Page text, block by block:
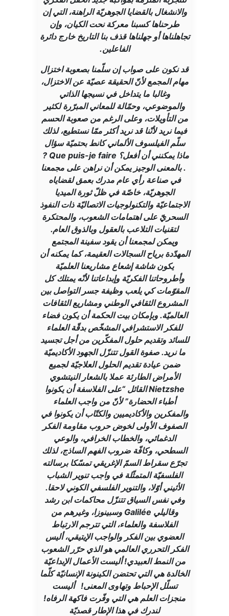
والانشغال بالقضايا الجوهريّة الراهنة، التي إن
طرحناها كسبنا معركة نحت الكيان، وإن
تجاهلناها أو جهلناها قذف بنا التاريخ خارج دائرة
الفاعلين.
قد نكون على صواب إن سلّمنا بصعوبة اختزال
مهام المجمع لأنّ الحقيقة عصيّة عن الاختزال،
وغالبا ما يتداخل في نسيجها الذاتي
والموضوعي، وحمّالة للمعاني المبرّرة لكثير
من التأويلات، وعلى الرغم من صعوبة الحسم
فيما نريد لأنّنا قد نريد أكثر ممّا نستطيع، لذلك
سلّم الفيلسوف الألماني كانط بحتميّة سؤال
ماذا يمكنني أن أفعل؟ Que puis-je faire ?
. بالمعنى الوجيز يمكن أن نراهن على مجمعنا
في صناعة رأي عام مدرك بعمق لقضاياه
الجوهريّة، خاصّة في ظلّ ثورة الميديا
الاجتماعيّة والتكنولوجيات الاتصاليّة ذات النفوذ
السحريّ على اهتمامات الشعوب، والمحتكرة
لتقنيات التلاعب بالعقول وبالذوق العام.
ويمكن لمجمعنا أن يقود سفينة المجتمع
المهدّدة برياح السجالات العقيمة، كما يمكنه أن
يكون شاشة إشعاع مشاريعنا العلميّة
وأطروحاتنا الفكريّة وإبداعاتنا لأنّه يمتلك كل
المقوّمات كي يلعب وظيفة جسر التواصل بين
المشروع الثقافي الوطني ومشاريع الثقافات
العالميّة. وبإمكان بيت الحكمة أن يكون فضاء
للفكر الاستشرافي المشخّص بدقّة العلماء
للسائد وتقديم حلول المفكّرين من أجل تجسيد
ما نريد. صفوة القول تتنزّل الجهود الأكاديميّة
ضمن عيادة تقديم الحلول العلاجيّة لجميع
الأمراض الطارئة عملا بالشعار النيتشوي
Nietzshe القائل “على الفلاسفة أن يكونوا
أطباء الحضارة” لأنّ من واجب العلماء
والمفكرين والأكاديميين والكتّاب أن يكونوا في
الصفوف الأولى لخوض حروب مقاومة الفكر
الدغمائي، والخطاب الخرافي، والوعي
السطحي، وكافّة ضروب الفهم الساذج، لذلك
تجرّع سقراط السمّ الإغريقي تمسّكا برسالته
الفلسفيّة المتمثّلة في واجب تنوير الشباب
الأثيني أوّلا، والتنوير الفلسفي الكوني لاحقا.
وفي نفس السياق تتنزّل محاكمات ابن رشد
وقاليلي Galilée وسبينوزا، وغيرهم من
الفلاسفة والعلماء، التي تترجم الارتباط
العضوي بين الفكر والواجب الإيتيقي، أليس
الفكر التحرري العالمي هو الذي حرّر الشعوب
من النمط العبيدي! أليست الأعمال الإبداعيّة
الخالدة هي التي تحتضن الكينونة الإنسانيّة كلّما
تسلّل الإحباط وتهاوى المعنى! أليست
منجزات العلم هي التي وفّرت فاكهة الرفاه!
لندرك في هذا الإطار قصديّة